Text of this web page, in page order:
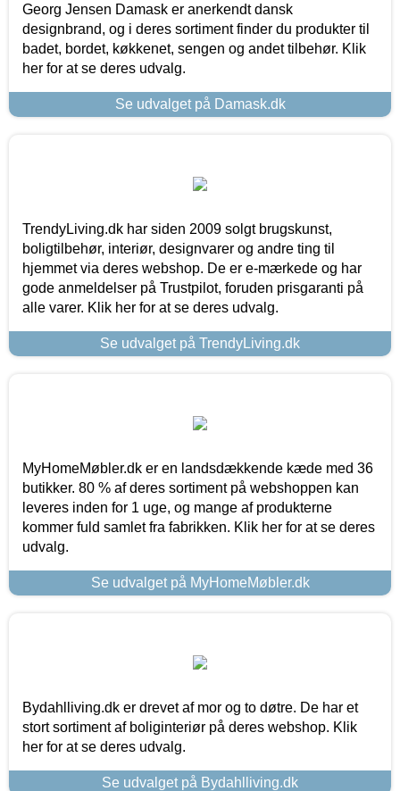
Georg Jensen Damask er anerkendt dansk
designbrand, og i deres sortiment finder du produkter til
badet, bordet, køkkenet, sengen og andet tilbehør. Klik
her for at se deres udvalg.
Se udvalget på Damask.dk
TrendyLiving.dk har siden 2009 solgt brugskunst,
boligtilbehør, interiør, designvarer og andre ting til
hjemmet via deres webshop. De er e-mærkede og har
gode anmeldelser på Trustpilot, foruden prisgaranti på
alle varer. Klik her for at se deres udvalg.
Se udvalget på TrendyLiving.dk
MyHomeMøbler.dk er en landsdækkende kæde med 36
butikker. 80 % af deres sortiment på webshoppen kan
leveres inden for 1 uge, og mange af produkterne
kommer fuld samlet fra fabrikken. Klik her for at se deres
udvalg.
Se udvalget på MyHomeMøbler.dk
Bydahlliving.dk er drevet af mor og to døtre. De har et
stort sortiment af boliginteriør på deres webshop. Klik
her for at se deres udvalg.
Se udvalget på Bydahlliving.dk